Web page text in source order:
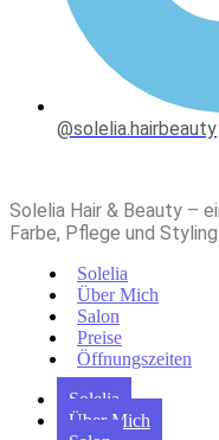
@solelia.hairbeauty
Solelia Hair & Beauty –
Farbe, Pflege und Styling.
Solelia
Über Mich
Salon
Preise
Öffnungszeiten
Solelia
Über Mich